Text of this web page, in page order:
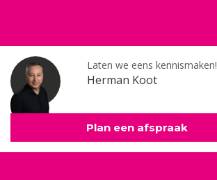
Herman Koot
Laten we eens kennismaken!
Plan een afspraak